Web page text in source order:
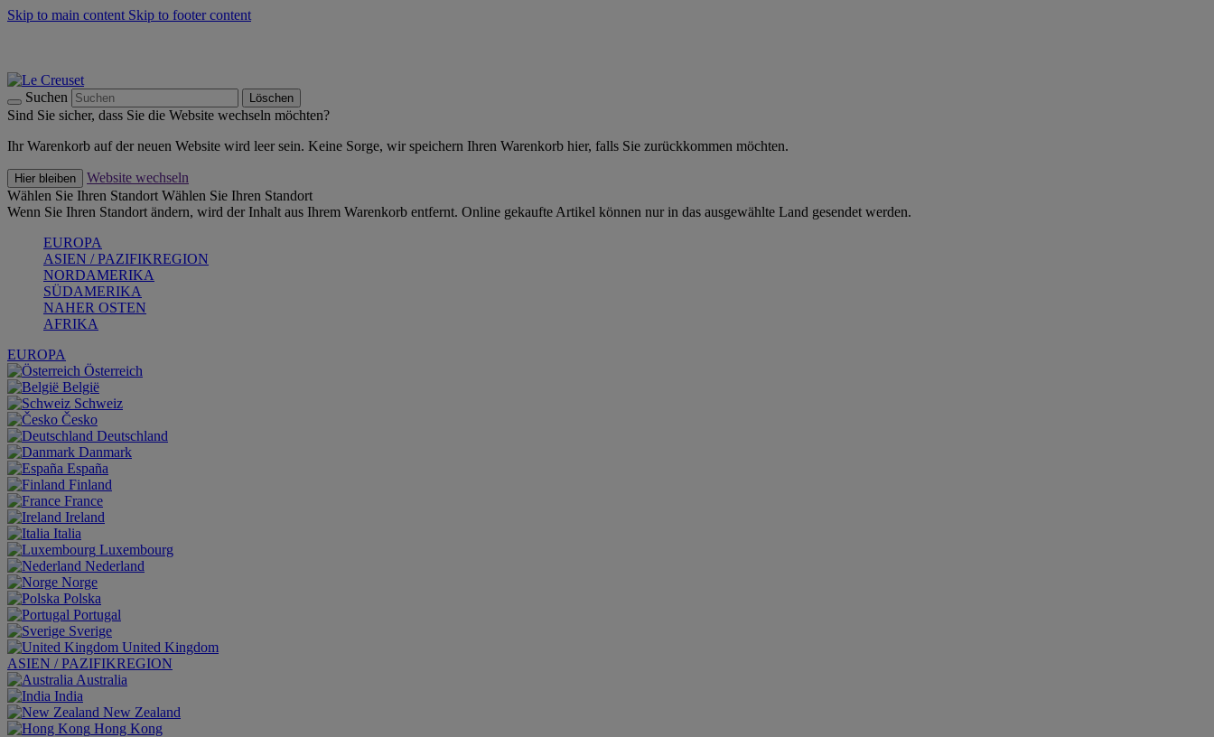
Skip to main content Skip to footer content
Suchen Löschen
Sind Sie sicher, dass Sie die Website wechseln möchten?
Ihr Warenkorb auf der neuen Website wird leer sein. Keine Sorge, wir speichern Ihren Warenkorb hier, falls Sie zurückkommen möchten.
Hier bleiben
Website wechseln
Wählen Sie Ihren Standort Wählen Sie Ihren Standort
Wenn Sie Ihren Standort ändern, wird der Inhalt aus Ihrem Warenkorb entfernt. Online gekaufte Artikel können nur in das ausgewählte Land gesendet werden.
EUROPA
ASIEN / PAZIFIKREGION
NORDAMERIKA
SÜDAMERIKA
NAHER OSTEN
AFRIKA
EUROPA
Österreich
België
Schweiz
Česko
Deutschland
Danmark
España
Finland
France
Ireland
Italia
Luxembourg
Nederland
Norge
Polska
Portugal
Sverige
United Kingdom
ASIEN / PAZIFIKREGION
Australia
India
New Zealand
Hong Kong